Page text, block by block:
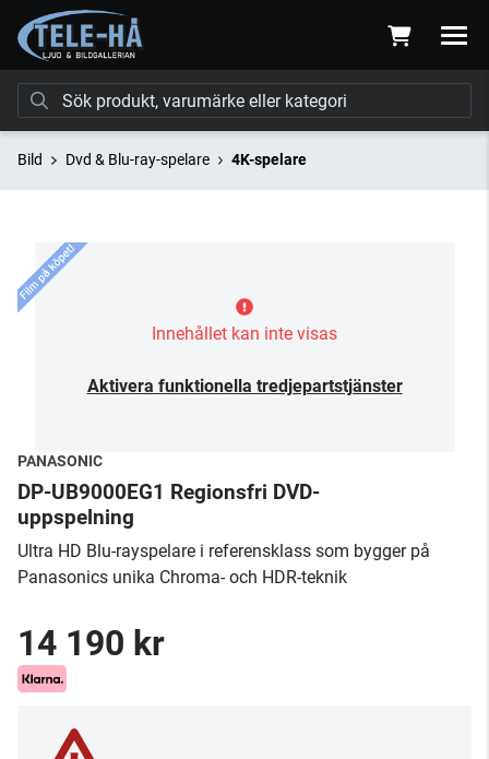
Bild Dvd & Blu-ray-spelare 4K-spelare
Innehållet kan inte visas
Aktivera funktionella tredjepartstjänster
PANASONIC
DP-UB9000EG1 Regionsfri DVD-
uppspelning
Ultra HD Blu-rayspelare i referensklass som bygger på
Panasonics unika Chroma- och HDR-teknik
14 190 kr